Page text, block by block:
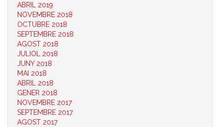
ABRIL 2019
NOVEMBRE 2018
OCTUBRE 2018
SEPTEMBRE 2018
AGOST 2018
JULIOL 2018
JUNY 2018
MAI 2018
ABRIL 2018
GENER 2018
NOVEMBRE 2017
SEPTEMBRE 2017
AGOST 2017